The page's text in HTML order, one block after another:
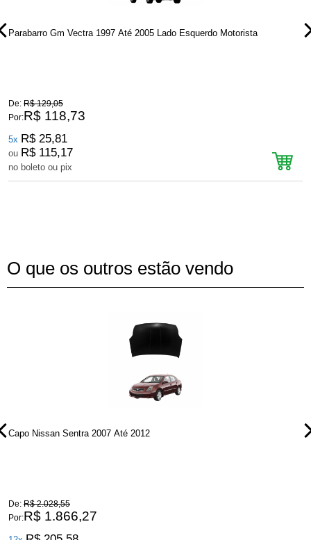
Parabarro Gm Vectra 1997 Até 2005 Lado Esquerdo Motorista
De: R$ 129,05
Por:R$ 118,73
5x R$ 25,81
ou R$ 115,17
no boleto ou pix
O que os outros estão vendo
Capo Nissan Sentra 2007 Até 2012
De: R$ 2.028,55
Por:R$ 1.866,27